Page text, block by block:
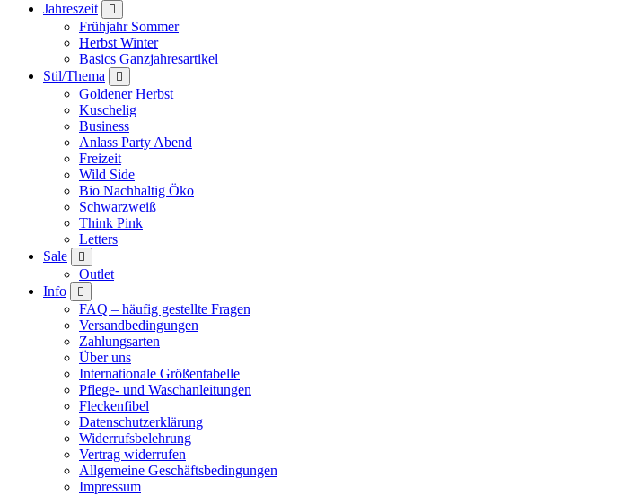
Jahreszeit
Frühjahr Sommer
Herbst Winter
Basics Ganzjahresartikel
Stil/Thema
Goldener Herbst
Kuschelig
Business
Anlass Party Abend
Freizeit
Wild Side
Bio Nachhaltig Öko
Schwarzweiß
Think Pink
Letters
Sale
Outlet
Info
FAQ – häufig gestellte Fragen
Versandbedingungen
Zahlungsarten
Über uns
Internationale Größentabelle
Pflege- und Waschanleitungen
Fleckenfibel
Datenschutzerklärung
Widerrufsbelehrung
Vertrag widerrufen
Allgemeine Geschäftsbedingungen
Impressum